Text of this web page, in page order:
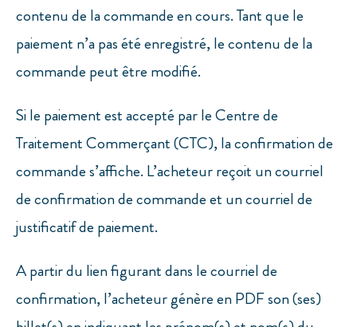
contenu de la commande en cours. Tant que le
paiement n’a pas été enregistré, le contenu de la
commande peut être modifié.
Si le paiement est accepté par le Centre de
Traitement Commerçant (CTC), la confirmation de
commande s’affiche. L’acheteur reçoit un courriel
de confirmation de commande et un courriel de
justificatif de paiement.
A partir du lien figurant dans le courriel de
confirmation, l’acheteur génère en PDF son (ses)